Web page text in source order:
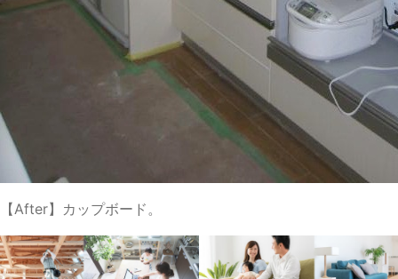
【After】カップボード。